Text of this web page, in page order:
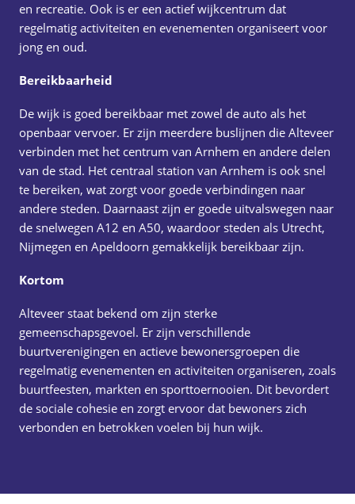
en recreatie. Ook is er een actief wijkcentrum dat
regelmatig activiteiten en evenementen organiseert voor
jong en oud.
Bereikbaarheid
De wijk is goed bereikbaar met zowel de auto als het
openbaar vervoer. Er zijn meerdere buslijnen die Alteveer
verbinden met het centrum van Arnhem en andere delen
van de stad. Het centraal station van Arnhem is ook snel
te bereiken, wat zorgt voor goede verbindingen naar
andere steden. Daarnaast zijn er goede uitvalswegen naar
de snelwegen A12 en A50, waardoor steden als Utrecht,
Nijmegen en Apeldoorn gemakkelijk bereikbaar zijn.
Kortom
Alteveer staat bekend om zijn sterke
gemeenschapsgevoel. Er zijn verschillende
buurtverenigingen en actieve bewonersgroepen die
regelmatig evenementen en activiteiten organiseren, zoals
buurtfeesten, markten en sporttoernooien. Dit bevordert
de sociale cohesie en zorgt ervoor dat bewoners zich
verbonden en betrokken voelen bij hun wijk.